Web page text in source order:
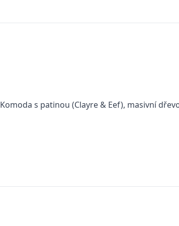
Komoda s patinou (Clayre & Eef), masivní